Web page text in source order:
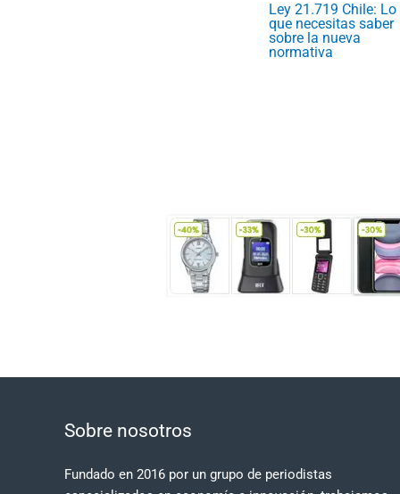
Ley 21.719 Chile: Lo
que necesitas saber
sobre la nueva
normativa
Sobre nosotros
Fundado en 2016 por un grupo de periodistas